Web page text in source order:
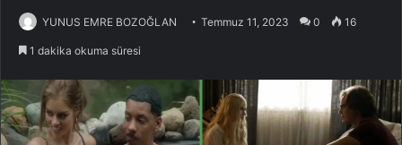
YUNUS EMRE BOZOĞLAN Temmuz 11, 2023 0 16
1 dakika okuma süresi